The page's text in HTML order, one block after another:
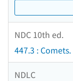
NDC 10th ed.
447.3 :
NDLC